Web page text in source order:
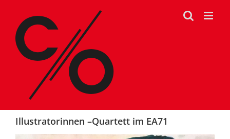
springen
Illustratorinnen –Quartett im EA71